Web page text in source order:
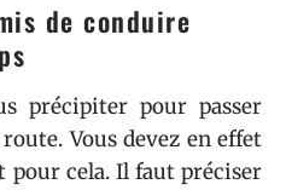
de conduire
précipiter pour passer
Vous devez en effet
pour cela. Il faut préciser